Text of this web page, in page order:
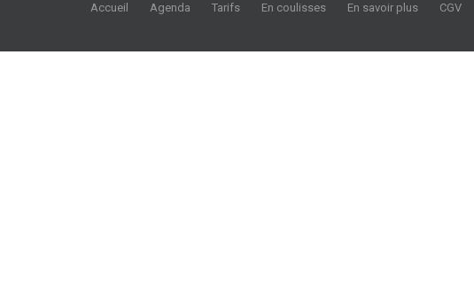
Accueil Agenda Tarifs En coulisses En savoir plus CGV